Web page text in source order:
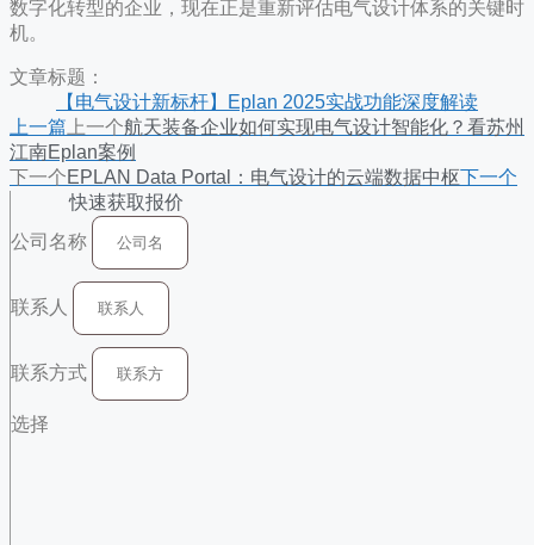
数字化转型的企业，现在正是重新评估电气设计体系的关键时
机。
文章标题：
【电气设计新标杆】Eplan 2025实战功能深度解读
上一篇 上一个航天装备企业如何实现电气设计智能化？看苏州
江南Eplan案例
下一个EPLAN Data Portal：电气设计的云端数据中枢下一个
快速获取报价
公司名称
联系人
联系方式
选择